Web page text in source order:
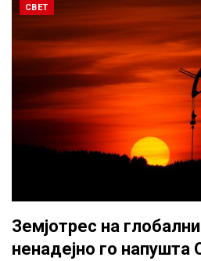
СВЕТ
Земјотрес на
ненадејно го напушта